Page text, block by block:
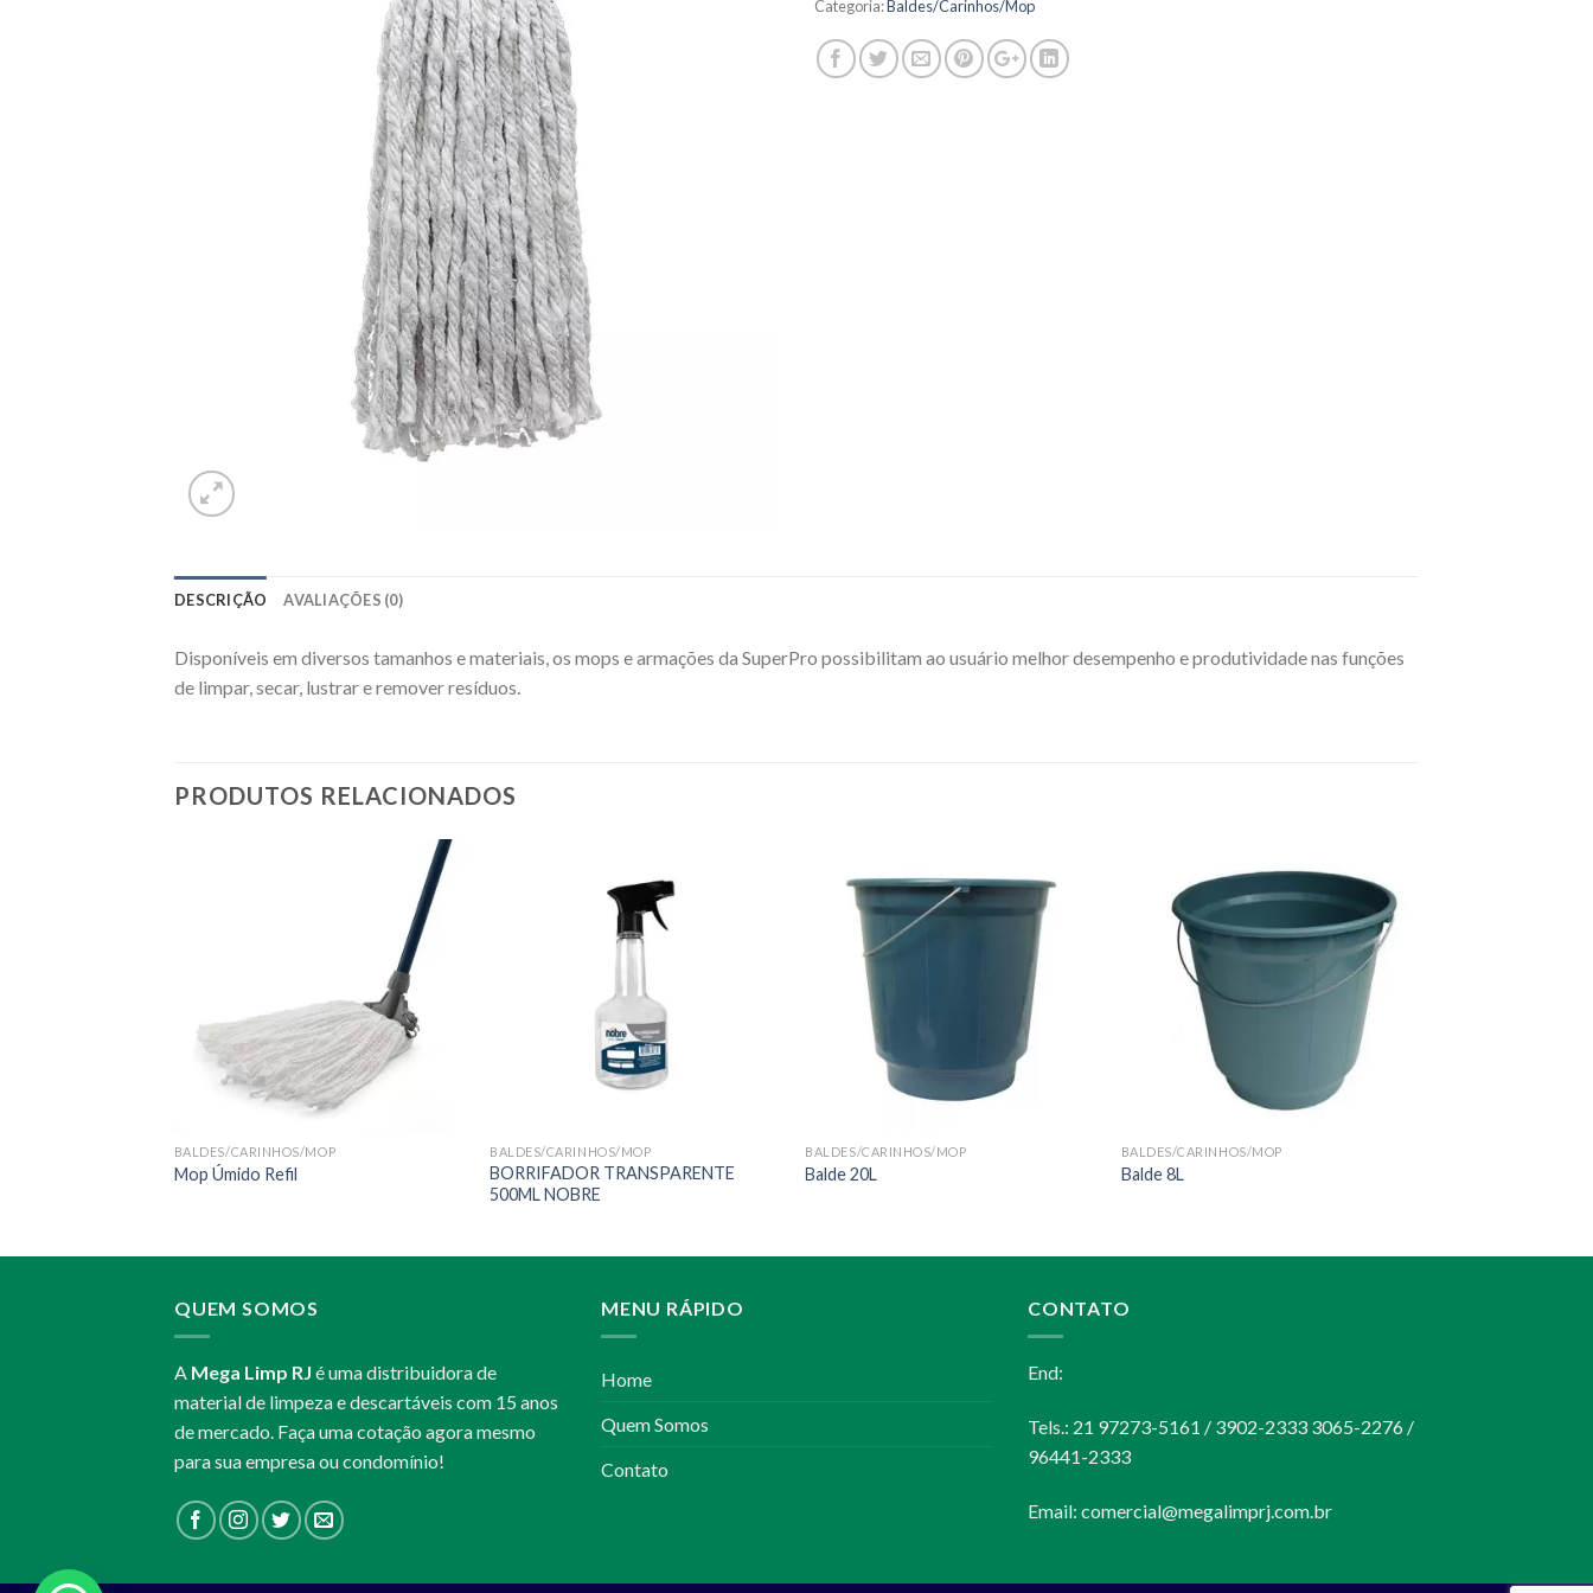
Categoria:Baldes/Carinhos/Mop
DESCRIÇÃO AVALIAÇÕES (0)
Disponíveis em diversos tamanhos e materiais, os mops e armações da SuperPro possibilitam ao usuário melhor desempenho e produtividade nas funções
de limpar, secar, lustrar e remover resíduos.
PRODUTOS RELACIONADOS
BALDES/CARINHOS/MOP
Mop Úmido Refil
BALDES/CARINHOS/MOP
BORRIFADOR TRANSPARENTE
500ML NOBRE
BALDES/CARINHOS/MOP
Balde 20L
BALDES/CARINHOS/MOP
Balde 8L
QUEM SOMOS
A Mega Limp RJ é uma distribuidora de
material de limpeza e descartáveis com 15 anos
de mercado. Faça uma cotação agora mesmo
para sua empresa ou condomínio!
MENU RÁPIDO
Home
Quem Somos
Contato
CONTATO
End:
Tels.: 21 97273-5161 / 3902-2333 3065-2276 /
96441-2333
Email: comercial@megalimprj.com.br